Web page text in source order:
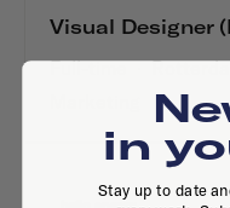
Visual Designer
Full-time·
in
Stay up to date